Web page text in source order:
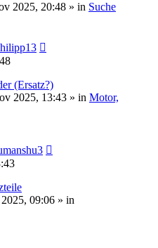
2025, 20:48 » in Suche
(Ersatz?)
2025, 13:43 » in Motor,
09:06 » in